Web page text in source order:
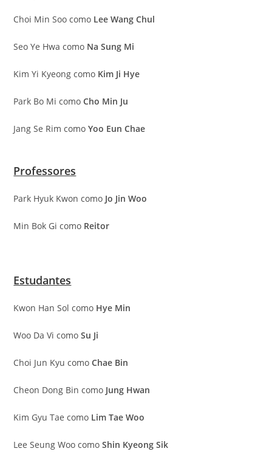
Choi Min Soo como Lee Wang Chul
Seo Ye Hwa como Na Sung Mi
Kim Yi Kyeong como Kim Ji Hye
Park Bo Mi comoCho Min Ju
Jang Se Rim comoYoo Eun Chae
Professores
Park Hyuk Kwon como Jo Jin Woo
Min Bok Gi como Reitor
Estudantes
Kwon Han Sol como Hye Min
Woo Da Vi comoSu Ji
Choi Jun Kyu como Chae Bin
Cheon Dong Bin como Jung Hwan
Kim Gyu Tae como Lim Tae Woo
Lee Seung Woo comoShin Kyeong Sik